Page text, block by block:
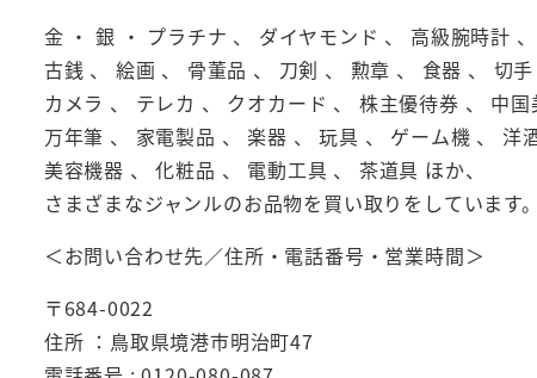
金 ・ 銀 ・ プラチナ 、 ダイヤモンド 、 高級腕時計
古銭 、 絵画 、 骨董品 、 刀剣 、 勲章 、 食器 、 切手
カメラ 、 テレカ 、 クオカード 、 株主優待券 、 中国
万年筆 、 家電製品 、 楽器 、 玩具 、 ゲーム機 、 洋
美容機器 、 化粧品 、 電動工具 、 茶道具 ほか、
さまざまなジャンルのお品物を買い取りをしています。
＜お問い合わせ先／住所・電話番号・営業時間＞
〒684-0022
住所 ：鳥取県境港市明治町47